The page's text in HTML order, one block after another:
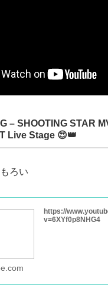
– SHOOTING STAR
Live Stage 😍👑
ろい
https://
v=6XYf0p8NHG4